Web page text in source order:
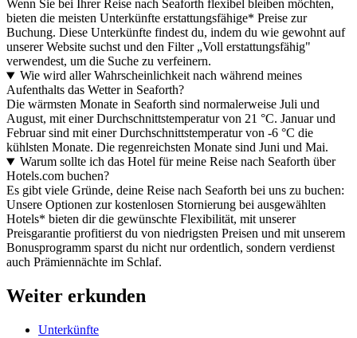
Wenn Sie bei Ihrer Reise nach Seaforth flexibel bleiben möchten,
bieten die meisten Unterkünfte erstattungsfähige* Preise zur
Buchung. Diese Unterkünfte findest du, indem du wie gewohnt auf
unserer Website suchst und den Filter „Voll erstattungsfähig"
verwendest, um die Suche zu verfeinern.
Wie wird aller Wahrscheinlichkeit nach während meines
Aufenthalts das Wetter in Seaforth?
Die wärmsten Monate in Seaforth sind normalerweise Juli und
August, mit einer Durchschnittstemperatur von 21 °C. Januar und
Februar sind mit einer Durchschnittstemperatur von -6 °C die
kühlsten Monate. Die regenreichsten Monate sind Juni und Mai.
Warum sollte ich das Hotel für meine Reise nach Seaforth über
Hotels.com buchen?
Es gibt viele Gründe, deine Reise nach Seaforth bei uns zu buchen:
Unsere Optionen zur kostenlosen Stornierung bei ausgewählten
Hotels* bieten dir die gewünschte Flexibilität, mit unserer
Preisgarantie profitierst du von niedrigsten Preisen und mit unserem
Bonusprogramm sparst du nicht nur ordentlich, sondern verdienst
auch Prämiennächte im Schlaf.
Weiter erkunden
Unterkünfte